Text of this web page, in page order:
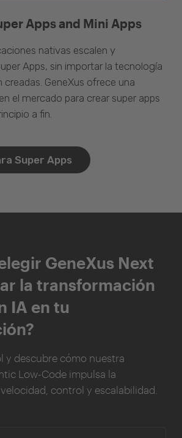
Apps and Mini Apps
nativas escalen y
Apps, sin importar la tecnología
GeneXus ofrece una
el mercado para crear super apps
a fin.
Super Apps
GeneXus Next
la transformación
IA en tu
y descubre cómo nuestra
Low-Code impulsa la
control y escalabilidad.